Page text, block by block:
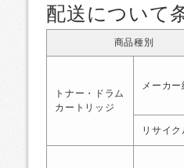
配送について
商品種別
トナー・ドラム
カートリッジ
メーカ
リサイ